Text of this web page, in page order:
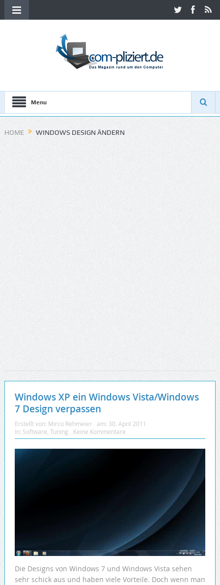
Menu
HOME WINDOWS DESIGN ÄNDERN
Windows XP ein Windows Vista/Windows
7 Design verpassen
Erstellt von: Mirco Rehmeier am: 30. April 2011
In: Software Tuning Keine Kommentare
Die Designs von Windows 7 und Windows Vista sehen
sehr schick aus und haben viele Vorteile. Doch wenn man